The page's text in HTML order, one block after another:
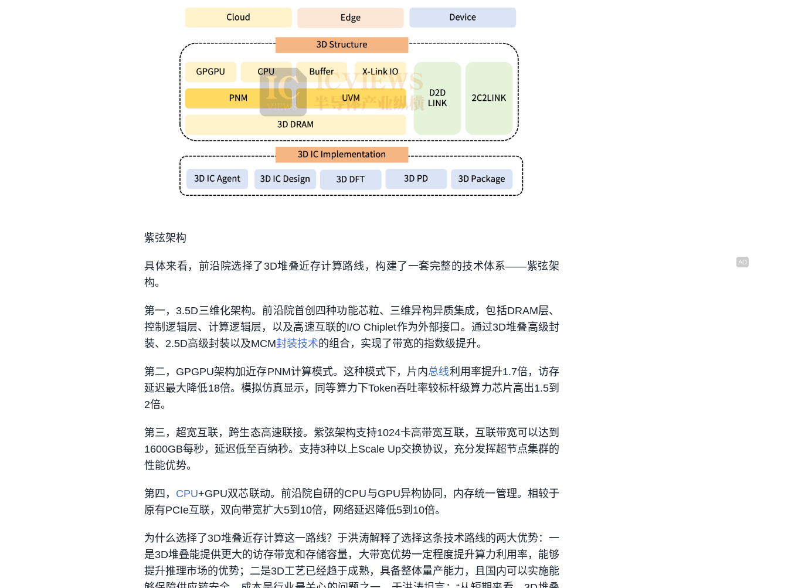
紫弦架构
具体来看，前沿院选择了3D堆叠近存计算路线，构建了一套完整的技术体系——紫弦架
构。
第一，3.5D三维化架构。 前沿院首创四种功能芯粒、三维异构异质集成，包括DRAM层、
控制逻辑层、计算逻辑层，以及高速互联的I/O Chiplet作为外部接口。通过3D堆叠高级封
装、2.5D高级封装以及MCM封装技术的组合，实现了带宽的指数级提升。
第二， GPGPU架构加近存PNM计算模式。 这种模式下，片内总线利用率提升1.7倍，访存
延迟最大降低18倍。模拟仿真显示，同等算力下Token吞吐率较标杆级算力芯片高出1.5到
2倍。
第三， 超宽互联，跨生态高速联接。 紫弦架构支持1024卡高带宽互联，互联带宽可以达到
1600GB每秒，延迟低至百纳秒。支持3种以上Scale Up交换协议，充分发挥超节点集群的
性能优势。
第四， CPU+GPU双芯联动。 前沿院自研的CPU与GPU异构协同，内存统一管理。相较于
原有PCIe互联，双向带宽扩大5到10倍，网络延迟降低5到10倍。
为什么选择了3D堆叠近存计算这一路线？于洪涛解释了选择这条技术路线的两大优势：一
是3D堆叠能提供更大的访存带宽和存储容量，大带宽优势一定程度提升算力利用率，能够
提升推理市场的优势；二是3D工艺已经趋于成熟，具备整体量产能力，且国内可以实施能